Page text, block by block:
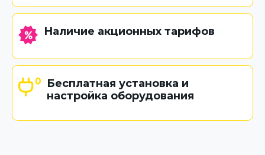
Наличие акционных тарифов
Бесплатная установка и
настройка оборудования